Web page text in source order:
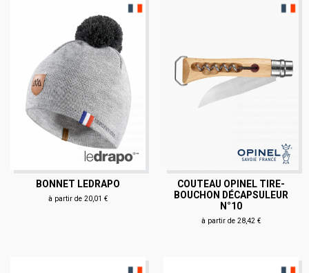
BONNET LEDRAPO
à partir de 20,01 €
COUTEAU OPINEL TIRE-
BOUCHON DÉCAPSULEUR
N°10
à partir de 28,42 €